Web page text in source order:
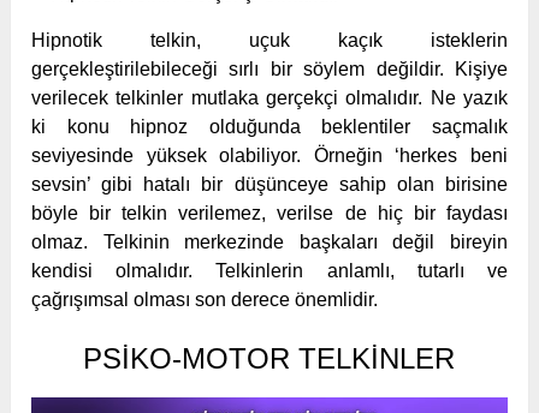
Hipnotik telkin, uçuk kaçık isteklerin
gerçekleştirilebileceği sırlı bir söylem değildir. Kişiye
verilecek telkinler mutlaka gerçekçi olmalıdır. Ne yazık
ki konu hipnoz olduğunda beklentiler saçmalık
seviyesinde yüksek olabiliyor. Örneğin ‘herkes beni
sevsin’ gibi hatalı bir düşünceye sahip olan birisine
böyle bir telkin verilemez, verilse de hiç bir faydası
olmaz. Telkinin merkezinde başkaları değil bireyin
kendisi olmalıdır. Telkinlerin anlamlı, tutarlı ve
çağrışımsal olması son derece önemlidir.
PSIKO-MOTOR TELKINLER